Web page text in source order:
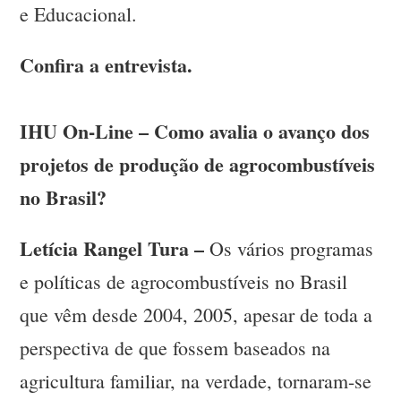
e Educacional.
Confira a entrevista.
IHU On-Line – Como avalia o avanço dos
projetos de produção de agrocombustíveis
no Brasil?
Letícia Rangel Tura –Os vários programas
e políticas de agrocombustíveis no Brasil
que vêm desde 2004, 2005, apesar de toda a
perspectiva de que fossem baseados na
agricultura familiar, na verdade, tornaram-se